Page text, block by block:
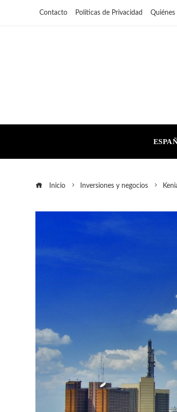
Contacto Políticas de Privacidad Quiénes
Inicio Inversiones y negocios